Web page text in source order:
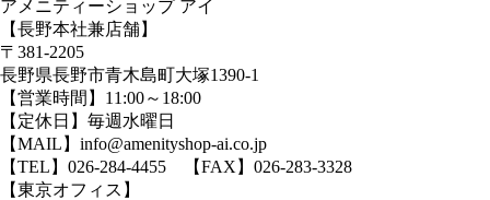
アメニティーショップ アイ
【長野本社兼店舗】
〒381-2205
長野県長野市青木島町大塚1390-1
【営業時間】11:00～18:00
【定休日】毎週水曜日
【MAIL】info@amenityshop-ai.co.jp
【TEL】 026-284-4455 【FAX】026-283-3328
【東京オフィス】